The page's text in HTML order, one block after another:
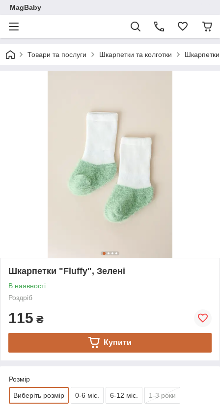
MagBaby
Товари та послуги Шкарпетки та колготки
Шкарпетки "Fluffy", Зелені
В наявності
Роздріб
115 ₴
Купити
Розмір
Виберіть розмір 0-6 міс. 6-12 міс. 1-3 роки